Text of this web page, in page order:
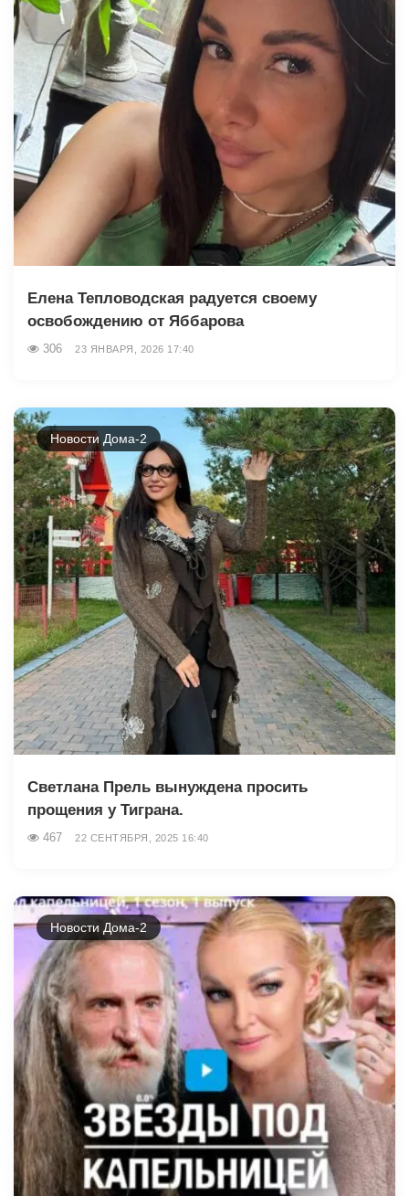
Елена Тепловодская радуется своему
освобождению от Яббарова
306 23 ЯНВАРЯ, 2026 17:40
Новости Дома-2
Светлана Прель вынуждена просить
прощения у Тиграна.
467 22 СЕНТЯБРЯ, 2025 16:40
Новости Дома-2